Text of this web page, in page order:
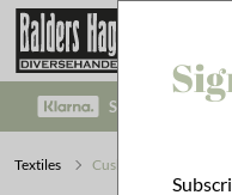
SAFE
Textiles Cushions